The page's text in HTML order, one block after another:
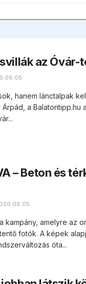
az Óvár-
hanem lánctalpak
a Balatontipp.hu
– Beton és
kampány, amelyre az
fotók. A képek
óta...